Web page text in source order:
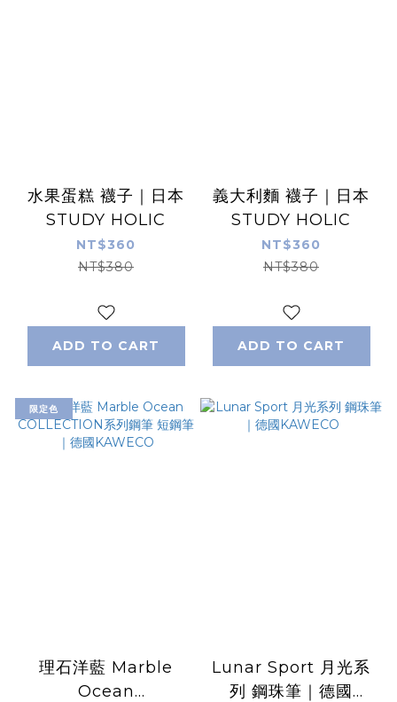
水果蛋糕 襪子｜日本
STUDY HOLIC
NT$360
NT$380
ADD TO CART
義大利麵 襪子｜日本
STUDY HOLIC
NT$360
NT$380
ADD TO CART
限定色
理石洋藍 Marble
Ocean
Lunar Sport 月光系
列 鋼珠筆｜德國